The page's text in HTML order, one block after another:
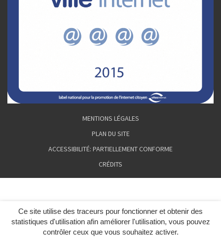
Ce site utilise des traceurs pour fonctionner et obtenir des
statistiques d'utilisation afin améliorer l'utilisation, vous pouvez
contrôler ceux que vous souhaitez activer.
MENTIONS LÉGALES
PLAN DU SITE
ACCESSIBILITÉ: PARTIELLEMENT CONFORME
CRÉDITS